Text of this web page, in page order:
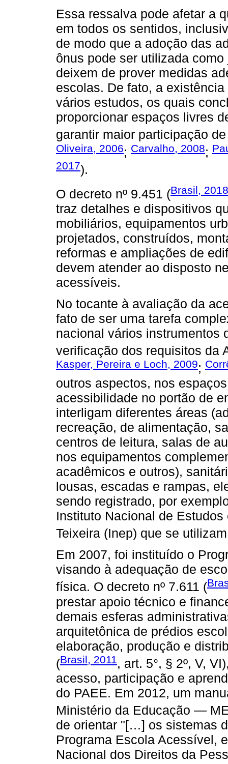
Essa ressalva pode afetar a
em todos os sentidos,
de modo que a adoção das
ônus pode ser utilizada
deixem de prover medidas
escolas. De fato, a
vários estudos, os quais
proporcionar espaços livres
garantir maior participação
Oliveira, 2006; Carvalho, 2008;
2017).
O decreto nº 9.451 (Brasil,
traz detalhes e dispositivos
mobiliários, equipamentos
projetados, construídos,
reformas e ampliações de
devem atender ao disposto
acessíveis.
No tocante à avaliação da
fato de ser uma tarefa
nacional vários instrumentos
verificação dos requisitos da
Kasper, Pereira e Loch, 2009;
outros aspectos, nos
acessibilidade no portão de
interligam diferentes áreas
recreação, de alimentação,
centros de leitura, salas de
nos equipamentos
acadêmicos e outros),
lousas, escadas e rampas,
sendo registrado, por
Instituto Nacional de
Teixeira (Inep) que se
Em 2007, foi instituído o
visando à adequação de
física. O decreto nº 7.611 (
prestar apoio técnico e
demais esferas
arquitetônica de prédios
elaboração, produção e
(Brasil, 2011, art. 5°, § 2º, V,
acesso, participação e
do PAEE. Em 2012, um
Ministério da Educação —
de orientar "[…] os sistemas
Programa Escola Acessível,
Nacional dos Direitos da